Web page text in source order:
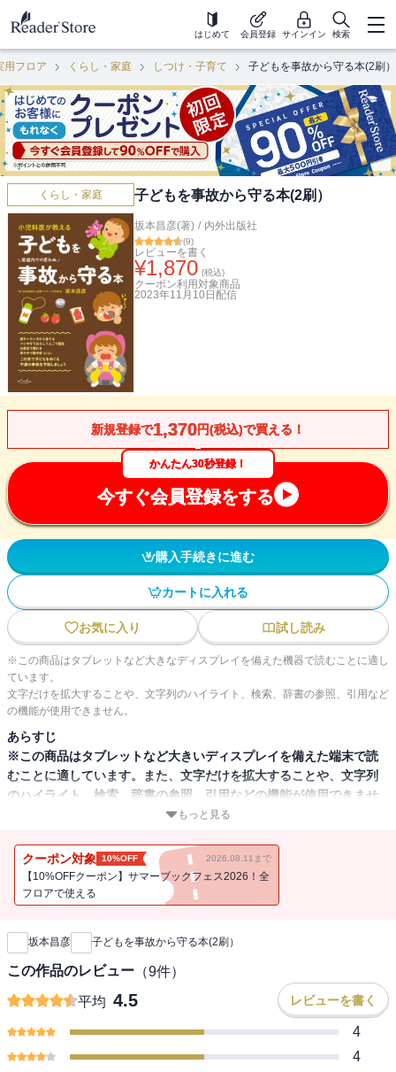
はじめて 会員登録 サインイン 検索
用フロア くらし・家庭 しつけ・子育て 子どもを事故から守る本(2刷）
くらし・家庭 子どもを事故から守る本(2刷）
坂本昌彦(著) / 内外出版社
(9)
レビューを書く
¥1,870 (税込)
クーポン利用対象商品
2023年11月10日 配信
新規登録で1,370円(税込)で買える！
かんたん30秒登録！
今すぐ会員登録をする
購入手続きに進む
カートに入れる
お気に入り 試し読み
※この商品はタブレットなど大きなディスプレイを備えた機器で読むことに適し
ています。
文字だけを拡大することや、文字列のハイライト、検索、辞書の参照、引用など
の機能が使用できません。
あらすじ
※この商品はタブレットなど大きいディスプレイを備えた端末で読
むことに適しています。また、文字だけを拡大することや、文字列
のハイライト、検索、辞書の参照、引用などの機能が使用できませ
パンやすりおろしりんごで窒息したり。
窓やベランダから落ちたり、自宅のお風呂で溺れたり。
車の中で寝てると思ったら熱中症になっていたり。
子どもの不慮の事故による死亡は、少子化の影響もあり、減少傾向
ではあるものの、今でも病気を含むすべての死因のなかで上位を占
めています。そして、不慮の事故による死者の過半数は4歳以下と、
事故が起こる場所別でみると、もっとも多いのは家庭内で、全体の4
割を占めています。事故といえば家の外で起こるものと思いがちで
もっと見る
クーポン対象 10%OFF 2026.08.11まで
【10%OFFクーポン】サマーブックフェス2026！全
フロアで使える
新刊通知
坂本昌彦 子どもを事故から守る本(2刷）
この作品のレビュー （9件）
平均 4.5 レビューを書く
4
4